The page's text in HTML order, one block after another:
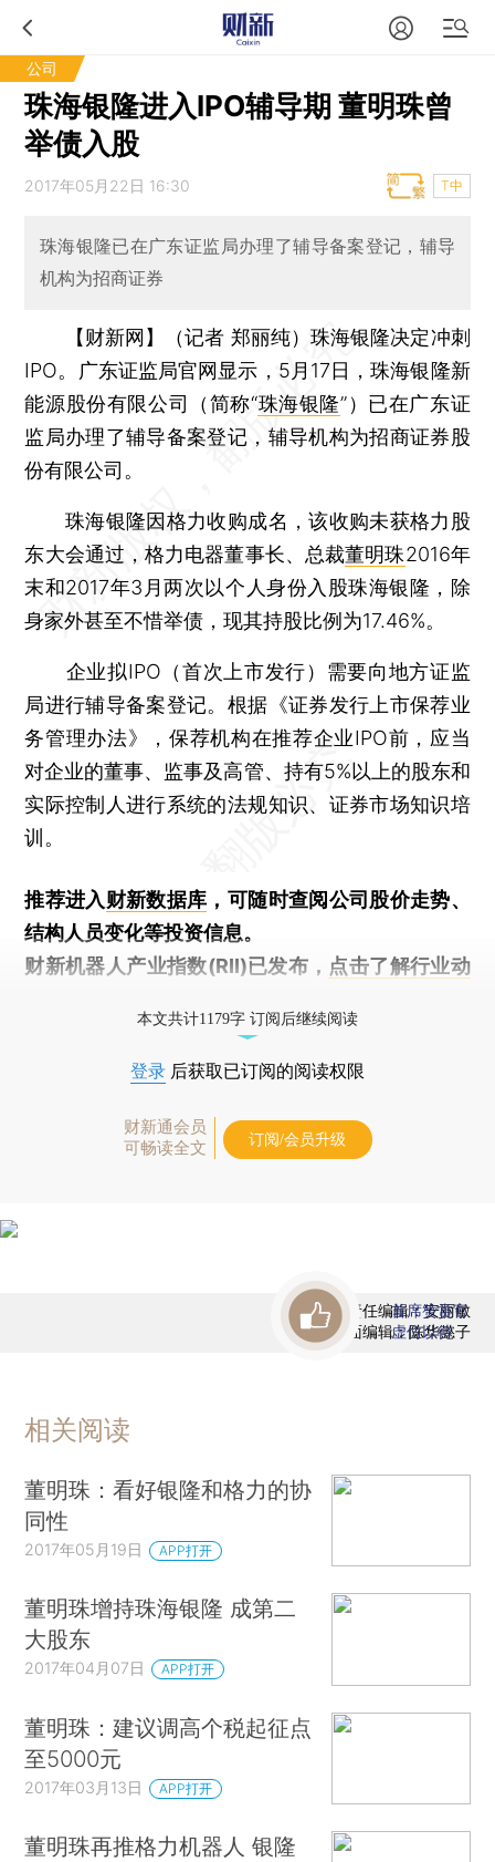
公司
珠海银隆进入IPO辅导期 董明珠曾
举债入股
2017年05月22日 16:30 T中
珠海银隆已在广东证监局办理了辅导备案登记，辅导
机构为招商证券
【财新网】（记者 郑丽纯） 珠海银隆决定冲刺
IPO。广东证监局官网显示，5月17日，珠海银隆新
能源股份有限公司（简称“珠海银隆”）已在广东证
监局办理了辅导备案登记，辅导机构为招商证券股
份有限公司。
珠海银隆因格力收购成名，该收购未获格力股
东大会通过，格力电器董事长、总裁董明珠2016年
末和2017年3月两次以个人身份入股珠海银隆，除
身家外甚至不惜举债，现其持股比例为17.46%。
企业拟IPO（首次上市发行）需要向地方证监
局进行辅导备案登记。根据《证券发行上市保荐业
务管理办法》，保荐机构在推荐企业IPO前，应当
对企业的董事、监事及高管、持有5%以上的股东和
实际控制人进行系统的法规知识、证券市场知识培
训。
推荐进入财新数据库 ，可随时查阅公司股价走势、
结构人员变化等投资信息。
财新机器人产业指数(RII)已发布， 点击了解行业动
本文共计1179字 订阅后继续阅读
登录 后获取已订阅的阅读权限
财新通会员
可畅读全文
订阅/会员升级
责任编辑：安丽敏
版面编辑：陈华懿子
首席赞赏官
虚位以待
相关阅读
董明珠：看好银隆和格力的协
同性
2017年05月19日 APP打开
董明珠增持珠海银隆 成第二
大股东
2017年04月07日 APP打开
董明珠：建议调高个税起征点
至5000元
2017年03月13日 APP打开
董明珠再推格力机器人 银隆